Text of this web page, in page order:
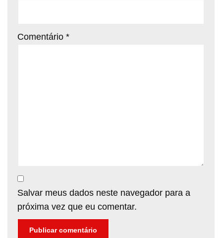
Comentário *
Salvar meus dados neste navegador para a
próxima vez que eu comentar.